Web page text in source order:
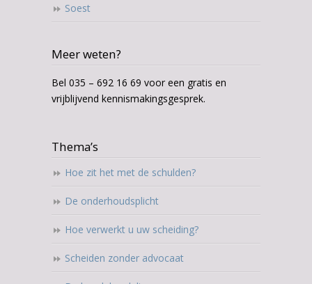
Soest
Meer weten?
Bel 035 – 692 16 69 voor een gratis en
vrijblijvend kennismakingsgesprek.
Thema’s
Hoe zit het met de schulden?
De onderhoudsplicht
Hoe verwerkt u uw scheiding?
Scheiden zonder advocaat